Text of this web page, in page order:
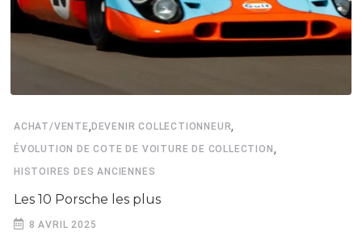
ACHAT/VENTE, DEVENIR COLLECTIONNEUR,
ÉVOLUTION DE COTE DE VOITURE DE COLLECTION ,
HISTOIRES DES ANCIENNES
Les 10 Porsche les plus
8 AVRIL 2025